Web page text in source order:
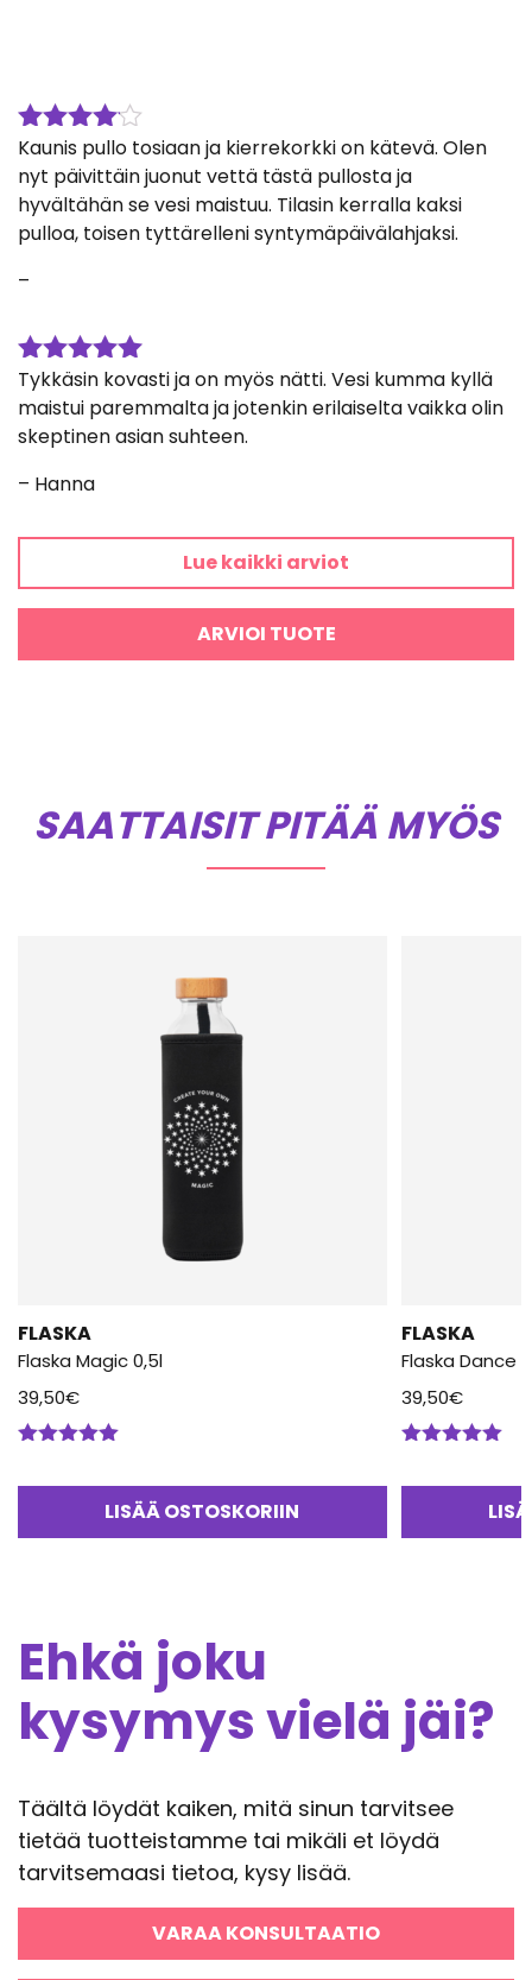
Arvostelu
tuotteesta:
4/ 5
Kaunis pullo tosiaan ja kierrekorkki on kätevä. Olen
nyt päivittäin juonut vettä tästä pullosta ja
hyvältähän se vesi maistuu. Tilasin kerralla kaksi
pulloa, toisen tyttärelleni syntymäpäivälahjaksi.
–
Arvostelu
tuotteesta:
5/ 5
Tykkäsin kovasti ja on myös nätti. Vesi kumma kyllä
maistui paremmalta ja jotenkin erilaiselta vaikka olin
skeptinen asian suhteen.
– Hanna
Lue kaikki arviot
ARVIOI TUOTE
SAATTAISIT PITÄÄ MYÖS
FLASKA
Flaska Magic 0,5l
39,50€
LISÄÄ OSTOSKORIIN
FLASKA
Flaska Dance
39,50€
Ehkä joku
kysymys vielä jäi?
Täältä löydät kaiken, mitä sinun tarvitsee
tietää tuotteistamme tai mikäli et löydä
tarvitsemaasi tietoa, kysy lisää.
VARAA KONSULTAATIO